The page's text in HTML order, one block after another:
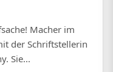
Macher im
der Schriftstellerin
Sie...